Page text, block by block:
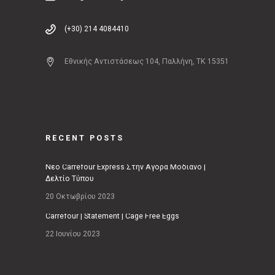
(+30) 214 4084410
Εθνικής Αντιστάσεως 104, Παλλήνη, ΤΚ 15351
RECENT POSTS
Νέο Carrefour Express Στην Αγορά Μοδιάνο |
Δελτίο Τύπου
20 Οκτωβρίου 2023
Carrefour | Statement | Cage Free Eggs
22 Ιουνίου 2023